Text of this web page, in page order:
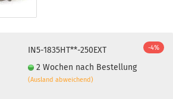
-4%
IN5-1835HT**-250EXT
2 Wochen nach Bestellung
(Ausland abweichend)